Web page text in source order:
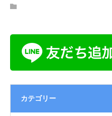
カテゴリー